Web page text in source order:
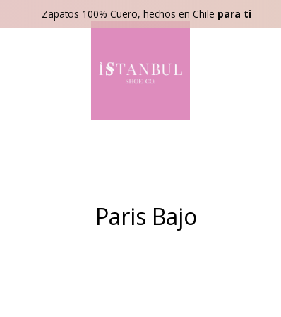
Zapatos 100% Cuero, hechos en Chile para ti
Paris Bajo